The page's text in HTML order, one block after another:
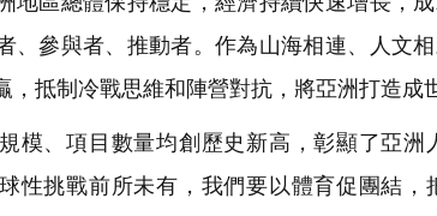
、參與者、推動者。作為山海相連、人文
，抵制冷戰思維和陣營對抗，將亞洲打造成
模、項目數量均創歷史新高，彰顯了亞洲
性挑戰前所未有，我們要以體育促團結